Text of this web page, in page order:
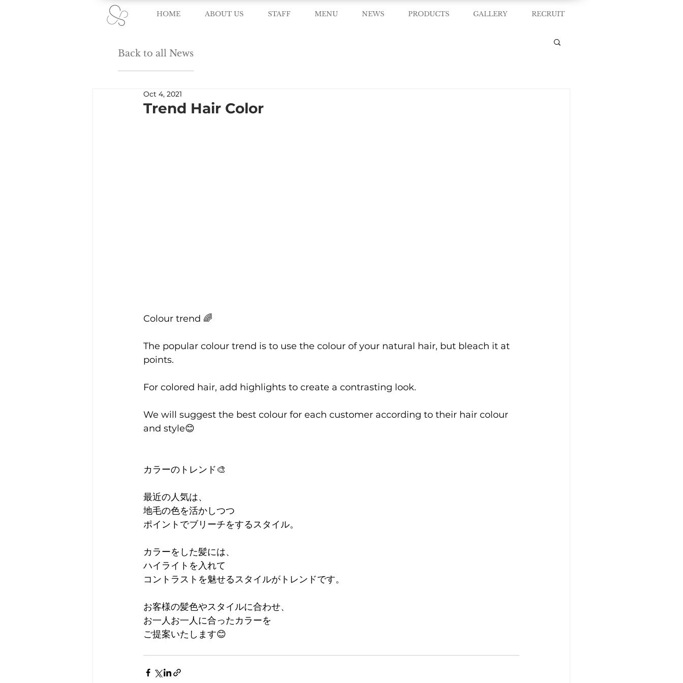
HOME ABOUT US STAFF MENU NEWS PRODUCTS GALLERY RECRUIT
Trend Hair Color
Oct 4, 2021
Colour trend 🌈
The popular colour trend is to use the colour of your natural hair, but bleach it at
points.
For colored hair, add highlights to create a contrasting look.
We will suggest the best colour for each customer according to their hair colour
and style😊
カラーのトレンド🎨
最近の人気は、
地毛の色を活かしつつ
ポイントでブリーチをするスタイル。
カラーをした髪には、
ハイライトを入れて
コントラストを魅せるスタイルがトレンドです。
お客様の髪色やスタイルに合わせ、
お一人お一人に合ったカラーを
ご提案いたします😊
Back to all News